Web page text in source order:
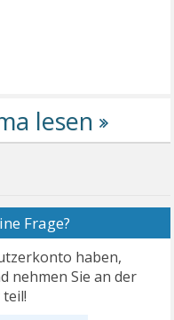
Frage?
haben,
nehmen Sie an der